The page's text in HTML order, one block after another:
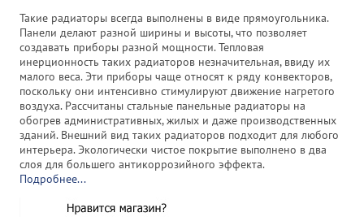
Такие радиаторы всегда выполнены в виде прямоугольника.
Панели делают разной ширины и высоты, что позволяет
создавать приборы разной мощности. Тепловая
инерционность таких радиаторов незначительная, ввиду их
малого веса. Эти приборы чаще относят к ряду конвекторов,
поскольку они интенсивно стимулируют движение нагретого
воздуха. Рассчитаны стальные панельные радиаторы на
обогрев административных, жилых и даже производственных
зданий. Внешний вид таких радиаторов подходит для любого
интерьера. Экологически чистое покрытие выполнено в два
слоя для большего антикоррозийного эффекта.
Подробнее...